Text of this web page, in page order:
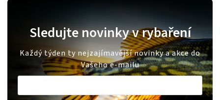
Sledujte novinky v rybaření
Každý týden ty nejzajímavější novinky a akce do
Vašeho e-mailu